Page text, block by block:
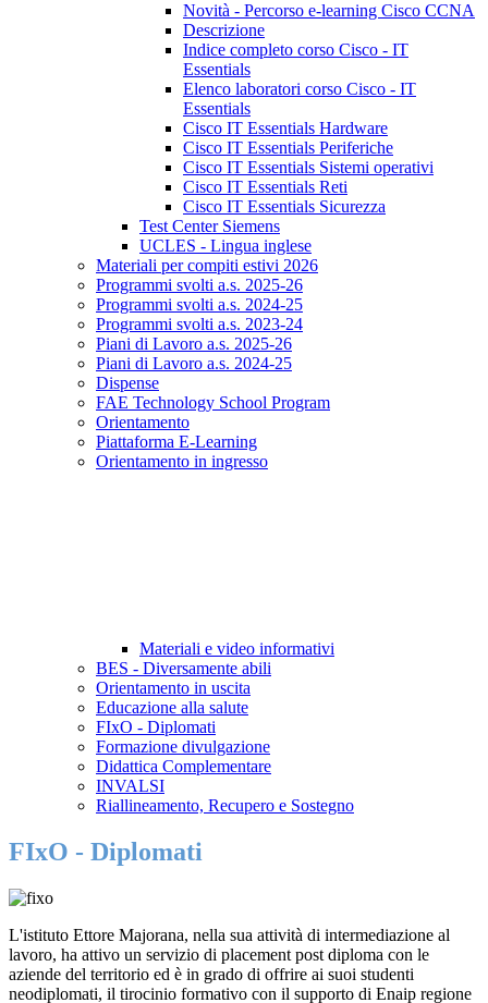
Novità - Percorso e-learning Cisco CCNA
Descrizione
Indice completo corso Cisco - IT
Essentials
Elenco laboratori corso Cisco - IT
Essentials
Cisco IT Essentials Hardware
Cisco IT Essentials Periferiche
Cisco IT Essentials Sistemi operativi
Cisco IT Essentials Reti
Cisco IT Essentials Sicurezza
Test Center Siemens
UCLES - Lingua inglese
Materiali per compiti estivi 2026
Programmi svolti a.s. 2025-26
Programmi svolti a.s. 2024-25
Programmi svolti a.s. 2023-24
Piani di Lavoro a.s. 2025-26
Piani di Lavoro a.s. 2024-25
Dispense
FAE Technology School Program
Orientamento
Piattaforma E-Learning
Orientamento in ingresso
Materiali e video informativi
BES - Diversamente abili
Orientamento in uscita
Educazione alla salute
FIxO - Diplomati
Formazione divulgazione
Didattica Complementare
INVALSI
Riallineamento, Recupero e Sostegno
FIxO - Diplomati
L'istituto Ettore Majorana, nella sua attività di intermediazione al
lavoro, ha attivo un servizio di placement post diploma con le
aziende del territorio ed è in grado di offrire ai suoi studenti
neodiplomati, il tirocinio formativo con il supporto di Enaip regione